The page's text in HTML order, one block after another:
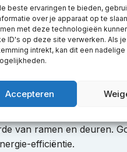
beste ervaringen te bieden,
over je apparaat op te
met deze technologieën
ID's op deze site verwerken. Als
intrekt, kan dit een
Accepteren
van de
let hij op meer zaken dan
aspecten kijken:
de woning, inclusief de
van ramen en deuren.
efficiëntie.